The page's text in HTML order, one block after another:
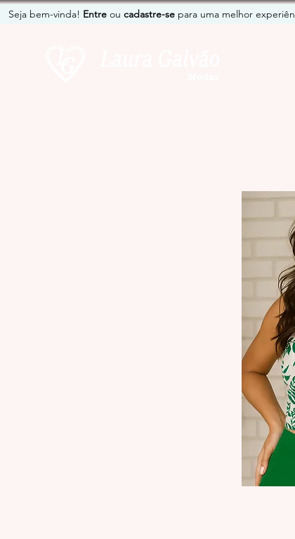
Seja bem-vinda! Entre ou cadastre-se para uma melhor